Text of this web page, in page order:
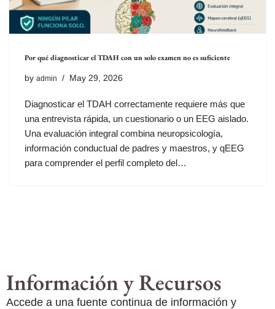
Por qué diagnosticar el TDAH con un solo examen no es suficiente
by admin May 29, 2026
Diagnosticar el TDAH correctamente requiere más que
una entrevista rápida, un cuestionario o un EEG aislado.
Una evaluación integral combina neuropsicología,
información conductual de padres y maestros, y qEEG
para comprender el perfil completo del…
Información y Recursos
Accede a una fuente continua de información y